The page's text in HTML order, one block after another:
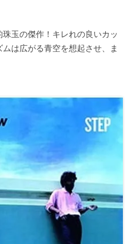
玉の傑作！キレれの良いカッ
は広がる青空を想起させ、ま